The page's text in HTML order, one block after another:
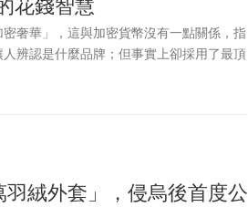
花錢智慧
奢華」，這與加密貨幣沒有一點關係，指
辨認是什麼品牌；但事實上卻採用了最頂
的奢華，所以說被「加密」了。
絨外套」，侵烏後首度公